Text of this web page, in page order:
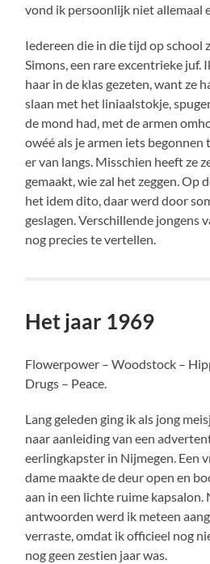
vond ik persoonlijk niet allemaal
Iedereen die in die tijd op school
Simons, een rare excentrieke juf.
haar in de klas gezeten, want ze
slaan met het liniaalstokje,
de mond had, met de armen
owéé als je armen iets begonnen
er van langs. Misschien heeft ze
gemaakt, wie zal het zeggen. Op
het idem dito, daar werd door
geslagen. Verschillende jongens
nog precies te vertellen.
Het jaar 1969
Flowerpower – Woodstock –
Drugs – Peace.
Lang geleden ging ik als jong
naar aanleiding van een
eerlingkapster in Nijmegen. Een
dame maakte de deur open en
aan in een lichte ruime kapsalon.
antwoorden werd ik meteen
verraste, omdat ik officieel nog
nog geen zestien jaar was.